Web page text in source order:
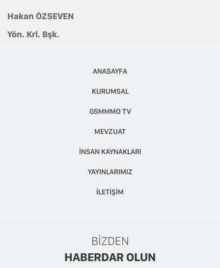
Hakan ÖZSEVEN
Yön. Krl. Bşk.
ANASAYFA
KURUMSAL
GSMMMO TV
MEVZUAT
İNSAN KAYNAKLARI
YAYINLARIMIZ
İLETİŞİM
BİZDEN
HABERDAR OLUN